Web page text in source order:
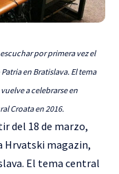
por primera vez el
en Bratislava. El tema
a celebrarse en
Croata en 2016.
del 18 de marzo,
Hrvatski magazin,
El tema central